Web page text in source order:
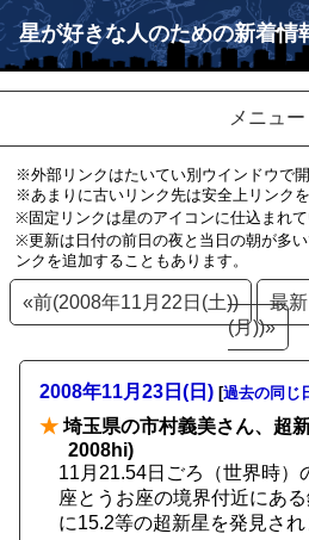
星が好きな人のための新着情
メニュー
※外部リンクはたいてい別ウインドウで開
※あまりに古いリンク先は安全上リンクを
※固定リンクは星のアイコンに仕込まれて
※更新は日付の前日の夜と当日の朝が多
ンクを追加することもあります。
«前(2008年11月22日(土)) 最新
(月))»
2008年11月23日(日) [過去の同じ
★ 埼玉県の市村義美さん、超
2008hi)
11月21.54日ごろ（世界時）
座とうお座の境界付近にあ
に15.2等の超新星を発見され